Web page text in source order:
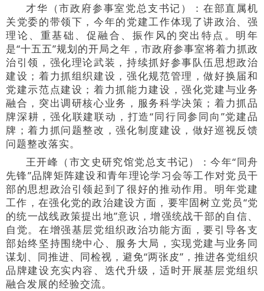
才华（市政府参事室党总支书记）：在部直属机
关党委的带领下，今年的党建工作体现了讲政治、强
理论、重基础、促融合、振作风的突出特点。明年
是“十五五”规划的开局之年，市政府参事室将着力抓政
治引领，强化理论武装，持续抓好参事队伍思想政治
建设；着力抓组织建设，强化规范管理，做好换届和
党建示范点建设；着力抓能力建设，强化党建与业务
融合，突出调研核心业务，服务科学决策；着力抓品
牌深耕，强化联建联动，打造“同行同参同向”党建品
牌；着力抓问题整改，强化制度建设，做好巡视反馈
问题整改落实。
王开峰（市文史研究馆党总支书记）：今年“同舟
先锋”品牌矩阵建设和青年理论学习会等工作对党员干
部的思想政治引领起到了很好的推动作用。明年党建
工作，在强化党的政治建设方面，要牢固树立党员“党
的统一战线政策提出地”意识，增强统战干部的自信、
自觉。在增强基层党组织政治功能方面，要引导各支
部始终坚持围绕中心、服务大局，实现党建与业务同
谋划、同推进、同检视，避免“两张皮”，推进各党组织
品牌建设充实内容、迭代升级，适时开展基层党组织
融合发展的经验交流。